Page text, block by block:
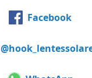
Facebook